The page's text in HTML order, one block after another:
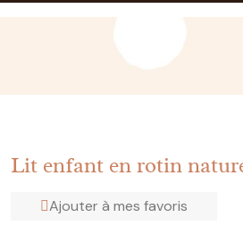
Lit enfant en rotin
Ajouter à mes favoris